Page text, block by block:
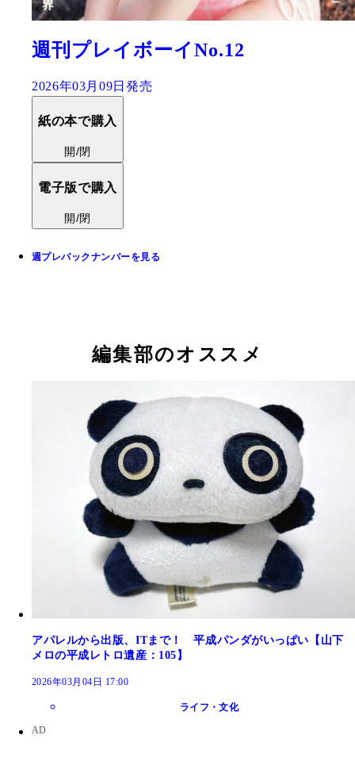
週刊プレイボーイNo.12
2026年03月09日発売
紙の本で購入
開/閉
電子版で購入
開/閉
週プレバックナンバーを見る
編集部のオススメ
アパレルから出版、ITまで！ 平成パンダがいっぱい【山下
メロの平成レトロ遺産：105】
2026年03月04日 17:00
ライフ・文化